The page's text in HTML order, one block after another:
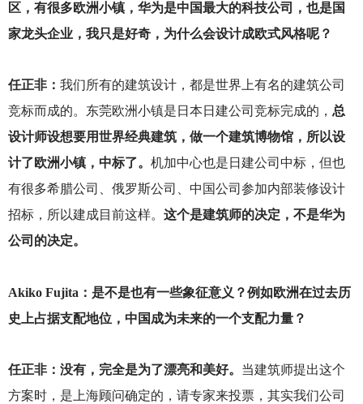
区，有很多欧洲小镇，华为是中国最大的科技公司，也是国
家龙头企业，我只是好奇，为什么会设计成欧式风格呢？
任正非： 我们所有的建筑设计，都是世界上有名的建筑公司
竞标而成的。东莞欧洲小镇是日本日建公司竞标完成的， 总
设计师设想要用世界经典建筑，做一个建筑博物馆，所以设
计了欧洲小镇，中标了。 机加中心也是日建公司中标，但也
有很多希腊公司、俄罗斯公司、中国公司参加内部装修设计
招标，所以建成目前这样。 这个是建筑师的决定，不是华为
公司的决定。
Akiko Fujita ：是不是也有一些象征意义？例如欧洲在过去历
史上占据支配地位，中国成为未来的一个支配力量？
任正非：没有，完全是为了漂亮和美好。 当建筑师提出这个
方案时，是上海顾问确定的，请专家来投票，其实我们公司